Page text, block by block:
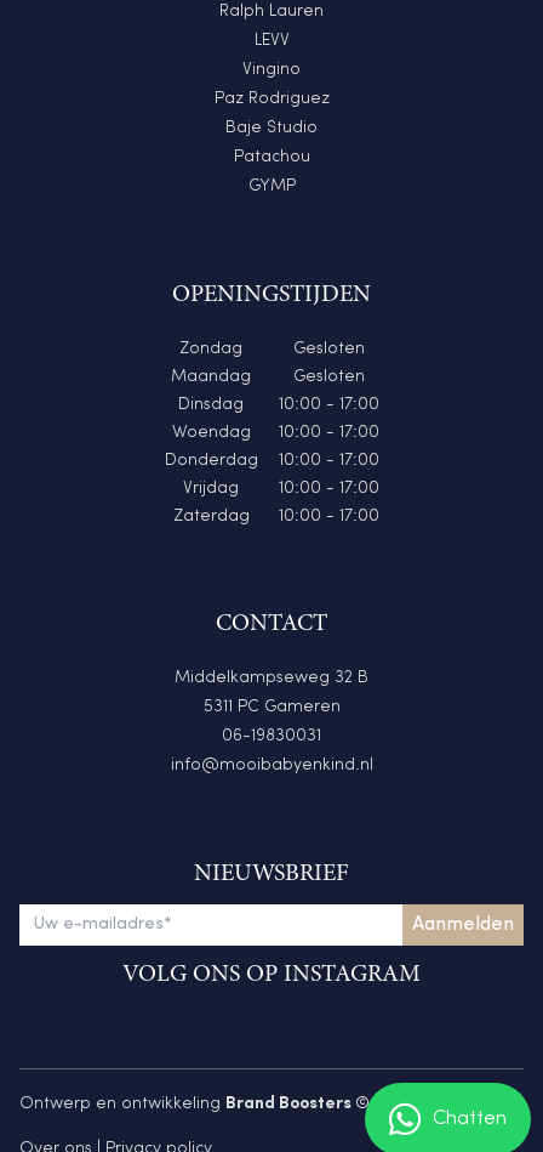
Ralph Lauren
LEVV
Vingino
Paz Rodriguez
Baje Studio
Patachou
GYMP
OPENINGSTIJDEN
Zondag
Gesloten
Maandag
Gesloten
Dinsdag
10:00 - 17:00
Woendag
10:00 - 17:00
Donderdag
10:00 - 17:00
Vrijdag
10:00 - 17:00
Zaterdag
10:00 - 17:00
CONTACT
Middelkampseweg 32 B
5311 PC Gameren
06-19830031
info@mooibabyenkind.nl
NIEUWSBRIEF
VOLG ONS OP INSTAGRAM
Ontwerp en ontwikkeling Brand Boosters © 2026
Chatten